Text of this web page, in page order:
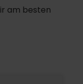
am besten